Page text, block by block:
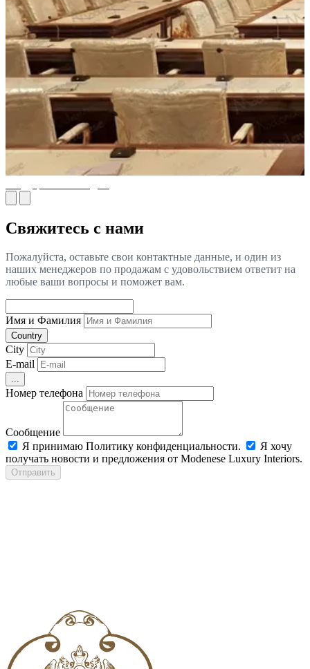
Свяжитесь с нами
Пожалуйста, оставьте свои контактные данные, и один из
наших менеджеров по продажам с удовольствием ответит на
любые ваши вопросы и поможет вам.
Имя и Фамилия
Country
City
E-mail
...
Номер телефона
Сообщение
Я принимаю Политику конфиденциальности.
Я хочу
получать новости и предложения от Modenese Luxury Interiors.
Отправить